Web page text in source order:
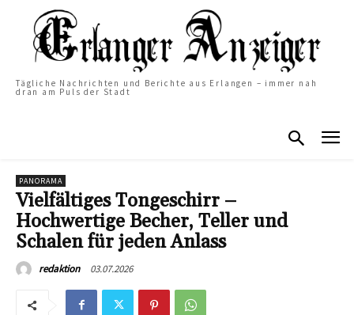
Tägliche Nachrichten und Berichte aus Erlangen – immer nah
dran am Puls der Stadt
PANORAMA
Vielfältiges Tongeschirr –
Hochwertige Becher, Teller und
Schalen für jeden Anlass
redaktion 03.07.2026